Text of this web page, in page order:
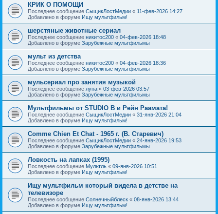
КРИК О ПОМОЩИ
Последнее сообщение СыщикЛостМедии « 11-фев-2026 14:27
Добавлено в форуме Ищу мультфильм!
шерстяные животные сериал
Последнее сообщение никитос200 « 04-фев-2026 18:48
Добавлено в форуме Зарубежные мультфильмы
мульт из детства
Последнее сообщение никитос200 « 04-фев-2026 18:36
Добавлено в форуме Зарубежные мультфильмы
мульсериал про занятия музыкой
Последнее сообщение луна « 03-фев-2026 03:57
Добавлено в форуме Зарубежные мультфильмы
Мультфильмы от STUDIO B и Рейн Раамата!
Последнее сообщение СыщикЛостМедии « 31-янв-2026 21:04
Добавлено в форуме Ищу мультфильм!
Comme Chien Et Chat - 1965 г. (В. Старевич)
Последнее сообщение СыщикЛостМедии « 24-янв-2026 19:53
Добавлено в форуме Зарубежные мультфильмы
Ловкость на лапках (1995)
Последнее сообщение Мультль « 09-янв-2026 10:51
Добавлено в форуме Ищу мультфильм!
Ищу мультфильм который видела в детстве на
телевизоре
Последнее сообщение Солнечныйблеск « 08-янв-2026 13:44
Добавлено в форуме Ищу мультфильм!